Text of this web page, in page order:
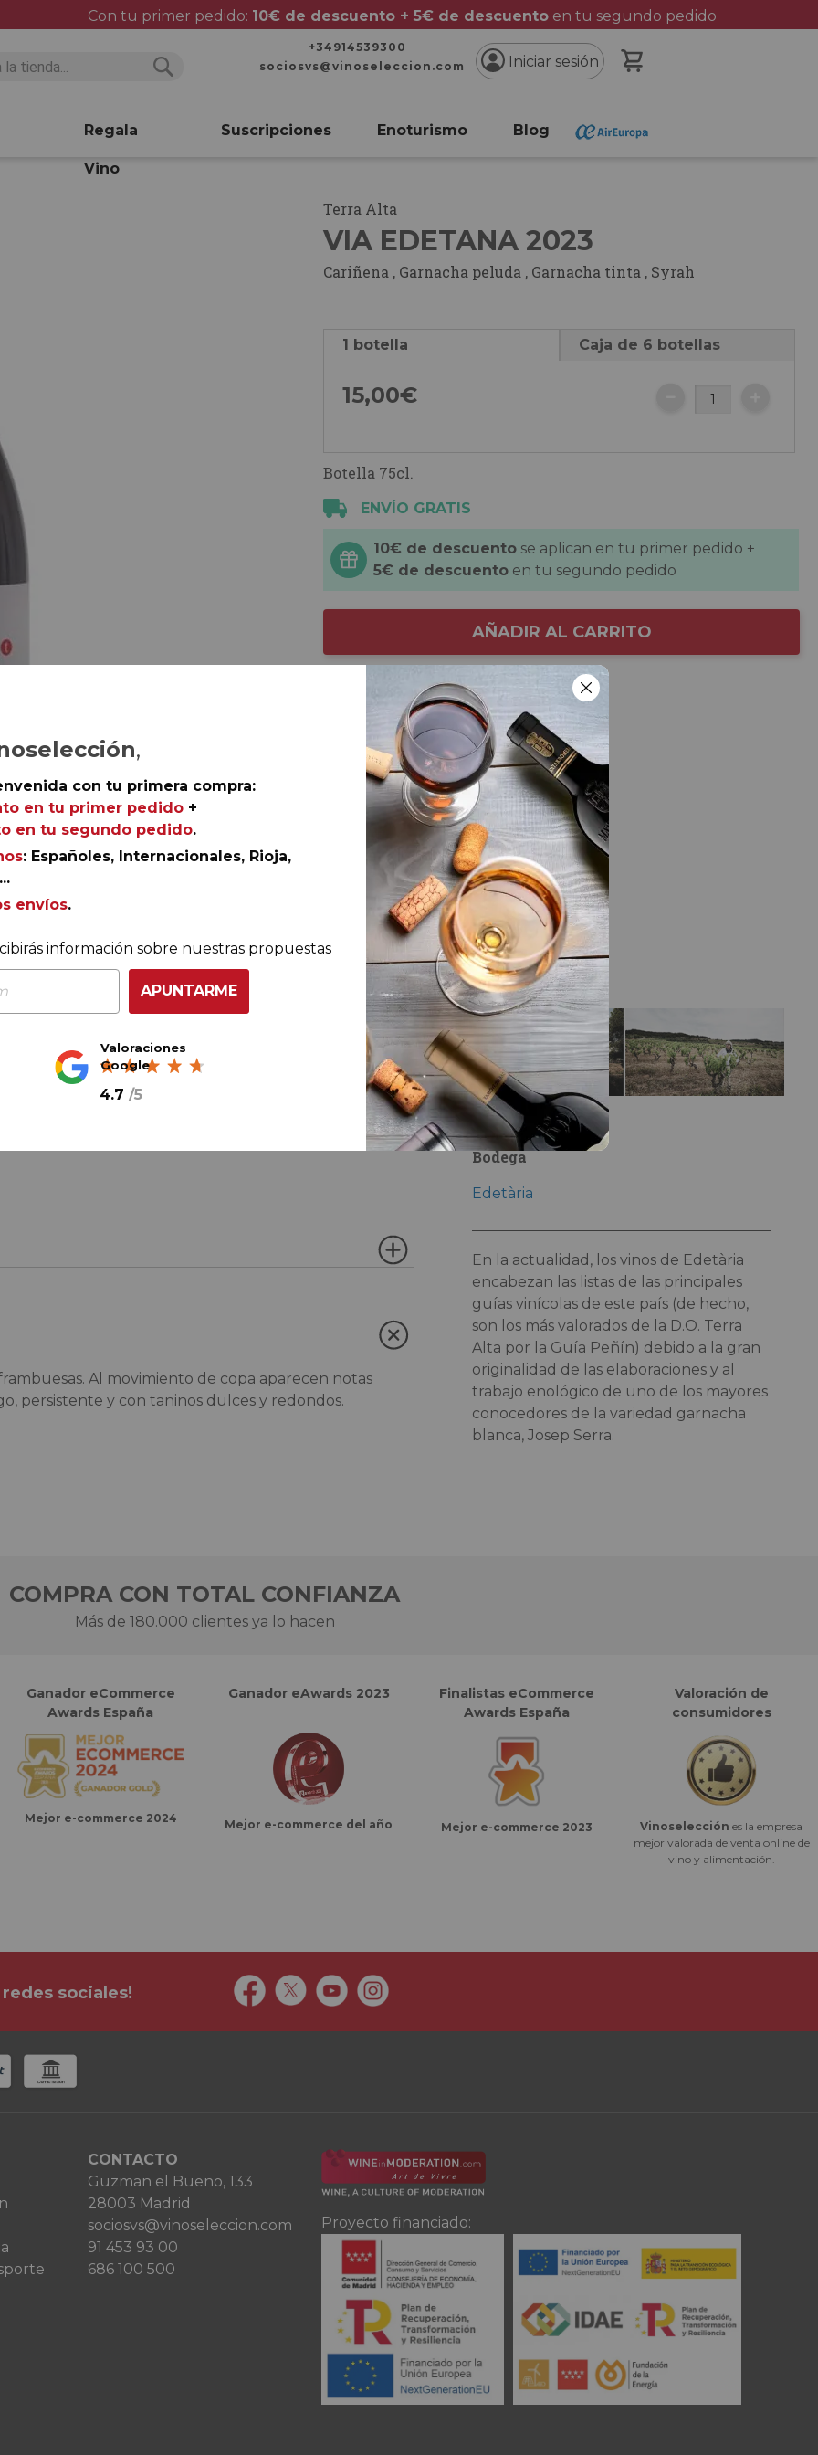
Con tu primer pedido: 10€ de descuento + 5€ de descuentoen tu segundo pedido
+34914539300
sociosvs@vinoseleccion.com
Iniciar sesión
Regala
Vino
Suscripciones Enoturismo Blog
Ref.AGR-DP0901
Terra Alta
VIA EDETANA 2023
Cariñena , Garnacha peluda , Garnacha tinta , Syrah
1 botella
15,00€
Caja de 6 botellas
Botella 75cl.
ENVÍO GRATIS
10€ de descuento se aplican en tu primer pedido +
5€ de descuento en tu segundo pedido
AÑADIR AL CARRITO
de los frutos de garnacha, cariñena y syrah con la
terruño que trabaja el equipo de Joan Àngel Lliberia,
culminan la elaboración de un tinto de la D.O.
y redondos y una grata persistencia.
Al movimiento de copa aparecen notas
persistente y con taninos dulces y redondos.
LA BODEGA
Bodega
Edetària
En la actualidad, los vinos de Edetària
encabezan las listas de las principales
guías vinícolas de este país (de hecho,
son los más valorados de la D.O. Terra
Alta por la Guía Peñín) debido a la gran
originalidad de las elaboraciones y al
trabajo enológico de uno de los mayores
conocedores de la variedad garnacha
blanca, Josep Serra.
COMPRA CON TOTAL CONFIANZA
Más de 180.000 clientes ya lo hacen
Ganador eCommerce
Awards España
Mejor e-commerce 2024
Ganador eAwards 2023
Mejor e-commerce del año
Finalistas eCommerce
Awards España
Mejor e-commerce 2023
Valoración de
consumidores
Vinoselección es la empresa
mejor valorada de venta online de
vino y alimentación.
sociales!
CONTACTO
Guzman el Bueno, 133
28003 Madrid
sociosvs@vinoseleccion.com
91 453 93 00
686 100 500
Proyecto financiado:
,
con tu primera compra:
en tu primer pedido+
en tu segundo pedido.
: Españoles, Internacionales, Rioja,
envíos.
información sobre nuestras propuestas
APUNTARME
Valoraciones
Google
4.7 /5